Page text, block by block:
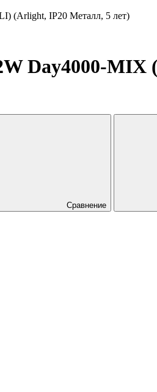
(Arlight, IP20 Металл, 5 лет)
Day4000-
Сравнение